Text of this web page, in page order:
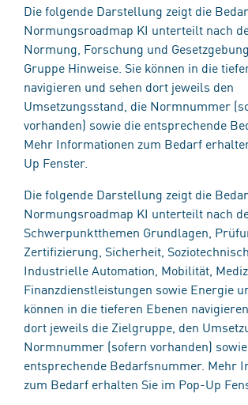
Die folgende Darstellung zeigt die
Normungsroadmap KI unterteilt nach
Normung, Forschung und
Gruppe Hinweise. Sie können in die
navigieren und sehen dort jeweils den
Umsetzungsstand, die Normnummer
vorhanden) sowie die entsprechende
Mehr Informationen zum Bedarf
Up Fenster.
Die folgende Darstellung zeigt die
Normungsroadmap KI unterteilt nach
Schwerpunktthemen Grundlagen,
Zertifizierung, Sicherheit,
Industrielle Automation, Mobilität,
Finanzdienstleistungen sowie Energie
können in die tieferen Ebenen
dort jeweils die Zielgruppe, den
Normnummer (sofern vorhanden)
entsprechende Bedarfsnummer. Mehr
zum Bedarf erhalten Sie im Pop-Up